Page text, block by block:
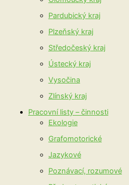
Pardubický kraj
Plzeňský kraj
Středočeský kraj
Ústecký kraj
Vysočina
Zlínský kraj
Pracovní listy – činnosti
Ekologie
Grafomotorické
Jazykové
Poznávací, rozumové